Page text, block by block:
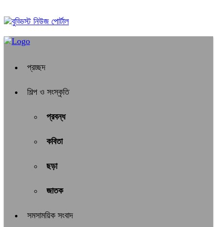
প্রচ্ছদ
শিল্প ও সংস্কৃতি
প্রবন্ধ
কবিতা
ছড়া
জাতক
সমসাময়িক সংবাদ